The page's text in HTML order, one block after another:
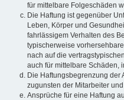
für mittelbare Folgeschäden
Die Haftung ist gegenüber
Leben, Körper und
fahrlässigem Verhalten des
typischerweise
nach auf die
auch für mittelbare Schäden,
Die Haftungsbegrenzung der
zugunsten der Mitarbeiter
Ansprüche für eine Haftung